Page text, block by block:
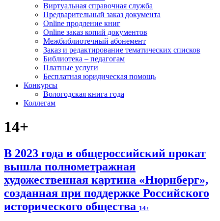
Виртуальная справочная служба
Предварительный заказ документа
Online продление книг
Online заказ копий документов
Межбиблиотечный абонемент
Заказ и редактирование тематических списков
Библиотека – педагогам
Платные услуги
Бесплатная юридическая помощь
Конкурсы
Вологодская книга года
Коллегам
14+
В 2023 года в общероссийский прокат
вышла полнометражная
художественная картина «Нюрнберг»,
созданная при поддержке Российского
исторического общества 14+